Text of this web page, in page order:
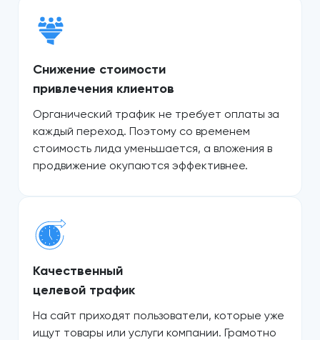
Снижение стоимости
привлечения клиентов
Органический трафик не требует оплаты за
каждый переход. Поэтому со временем
стоимость лида уменьшается, а вложения в
продвижение окупаются эффективнее.
Качественный
целевой трафик
На сайт приходят пользователи, которые уже
ищут товары или услуги компании. Грамотно